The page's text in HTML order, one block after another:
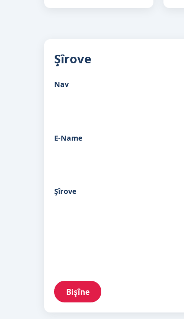
bêhna wan diçike, rûyê
Şîrove
Nav
E-Name
Şîrove
Bişîne